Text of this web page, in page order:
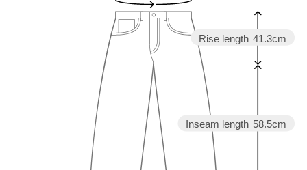
Inseam length 58.5cm
Rise length 41.3cm